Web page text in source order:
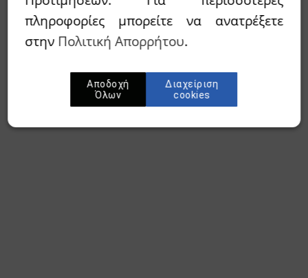
πληροφορίες μπορείτε να ανατρέξετε
στην Πολιτική Απορρήτου.
Αποδοχή
Όλων
Διαχείριση
cookies